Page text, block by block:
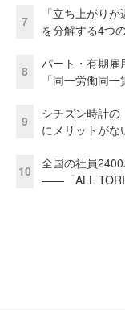
7
「立ち上がり
を分解する4つ
8
パート・有期雇
「同一労働同
9
シチズン時計
にメリットがな
10
全国の社員
――「ALL